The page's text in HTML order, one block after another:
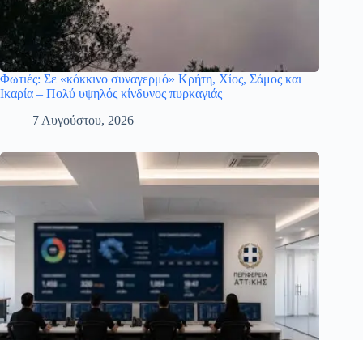
Φωτιές: Σε «κόκκινο συναγερμό» Κρήτη, Χίος, Σάμος και
Ικαρία – Πολύ υψηλός κίνδυνος πυρκαγιάς
7 Αυγούστου, 2026